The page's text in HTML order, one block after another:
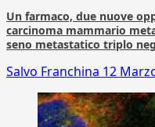
Un farmaco, due nuove
carcinoma mammario
seno metastatico triplo
Salvo Franchina 12